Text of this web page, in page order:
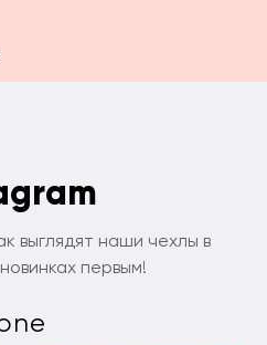
выглядят наши чехлы в
первым!